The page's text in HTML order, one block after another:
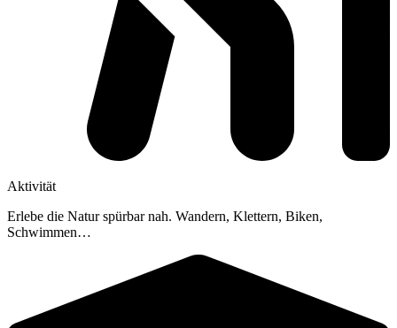
Aktivität
Erlebe die Natur spürbar nah. Wandern, Klettern, Biken,
Schwimmen…